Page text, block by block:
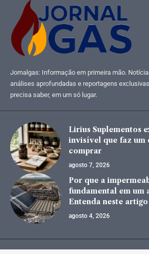
Jornalgas: Informação em primeira mão.
análises aprofundadas e reportagens
precisa saber, em um só lugar.
Lirius Suplementos
invisível que faz
comprar
agosto 7, 2026
Por que a
fundamental em um
Entenda neste artigo
agosto 4, 2026